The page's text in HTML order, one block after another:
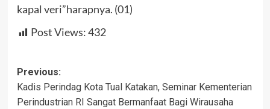
kapal veri”harapnya. (01)
Post Views:432
Post
navigation
Previous:
Kadis Perindag Kota Tual Katakan, Seminar Kementerian
Perindustrian RI Sangat Bermanfaat Bagi Wirausaha